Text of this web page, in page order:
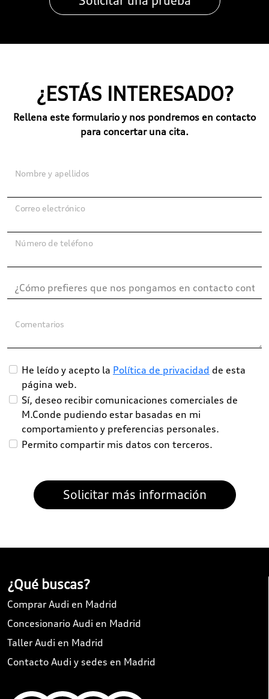
¿ESTÁS INTERESADO?
Rellena este formulario y nos pondremos en contacto
para concertar una cita.
Nombre y apellidos
Correo electrónico
Número de teléfono
Comentarios
He leído y acepto la Política de privacidad de esta
página web.
Sí, deseo recibir comunicaciones comerciales de
M.Conde pudiendo estar basadas en mi
comportamiento y preferencias personales.
Permito compartir mis datos con terceros.
¿Qué buscas?
Comprar Audi en Madrid
Concesionario Audi en Madrid
Taller Audi en Madrid
Contacto Audi y sedes en Madrid